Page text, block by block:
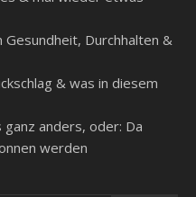
Gesundheit, Durchhalten &
& was in diesem
ganz anders, oder: Da
werden